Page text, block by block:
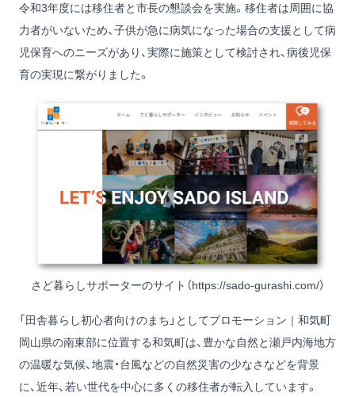
令和3年度には移住者と市長の懇談会を実施。移住者は周囲に協
力者がいないため、子供が急に病気になった場合の支援として病
児保育へのニーズがあり、実際に施策として検討され、病後児保
育の実現に繋がりました。
さど暮らしサポーターのサイト（https://sado-gurashi.com/）
「田舎暮らし初心者向けのまち」としてプロモーション｜和気町
岡山県の南東部に位置する和気町は、豊かな自然と瀬戸内海地方
の温暖な気候、地震・台風などの自然災害の少なさなどを背景
に、近年、若い世代を中心に多くの移住者が転入しています。